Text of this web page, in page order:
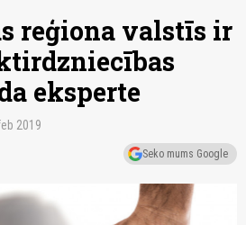
reģiona valstīs ir
eksperte
2019
Seko mums Google